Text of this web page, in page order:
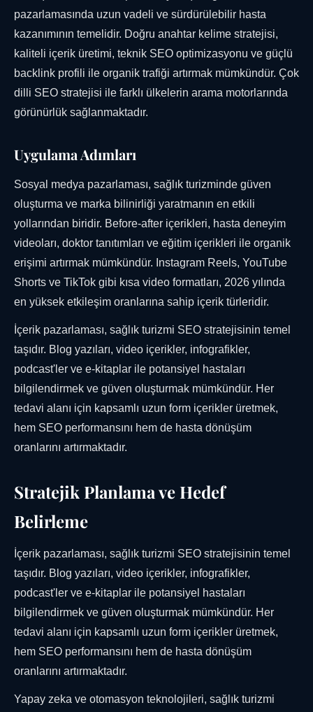
pazarlamasında uzun vadeli ve sürdürülebilir hasta
kazanımının temelidir. Doğru anahtar kelime stratejisi,
kaliteli içerik üretimi, teknik SEO optimizasyonu ve güçlü
backlink profili ile organik trafiği artırmak mümkündür. Çok
dilli SEO stratejisi ile farklı ülkelerin arama motorlarında
görünürlük sağlanmaktadır.
Uygulama Adımları
Sosyal medya pazarlaması, sağlık turizminde güven
oluşturma ve marka bilinirliği yaratmanın en etkili
yollarından biridir. Before-after içerikleri, hasta deneyim
videoları, doktor tanıtımları ve eğitim içerikleri ile organik
erişimi artırmak mümkündür. Instagram Reels, YouTube
Shorts ve TikTok gibi kısa video formatları, 2026 yılında
en yüksek etkileşim oranlarına sahip içerik türleridir.
İçerik pazarlaması, sağlık turizmi SEO stratejisinin temel
taşıdır. Blog yazıları, video içerikler, infografikler,
podcast'ler ve e-kitaplar ile potansiyel hastaları
bilgilendirmek ve güven oluşturmak mümkündür. Her
tedavi alanı için kapsamlı uzun form içerikler üretmek,
hem SEO performansını hem de hasta dönüşüm
oranlarını artırmaktadır.
Stratejik Planlama ve Hedef
Belirleme
İçerik pazarlaması, sağlık turizmi SEO stratejisinin temel
taşıdır. Blog yazıları, video içerikler, infografikler,
podcast'ler ve e-kitaplar ile potansiyel hastaları
bilgilendirmek ve güven oluşturmak mümkündür. Her
tedavi alanı için kapsamlı uzun form içerikler üretmek,
hem SEO performansını hem de hasta dönüşüm
oranlarını artırmaktadır.
Yapay zeka ve otomasyon teknolojileri, sağlık turizmi